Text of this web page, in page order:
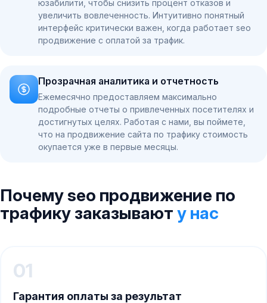
юзабилити, чтобы снизить процент отказов и
увеличить вовлеченность. Интуитивно понятный
интерфейс критически важен, когда работает seo
продвижение с оплатой за трафик.
Прозрачная аналитика и отчетность
Ежемесячно предоставляем максимально
подробные отчеты о привлеченных посетителях и
достигнутых целях. Работая с нами, вы поймете,
что на продвижение сайта по трафику стоимость
окупается уже в первые месяцы.
Почему seo продвижение по
трафику заказывают у нас
01
Гарантия оплаты за результат